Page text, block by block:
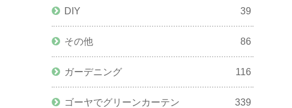
DIY 39
その他 86
ガーデニング 116
ゴーヤでグリーンカーテン 339